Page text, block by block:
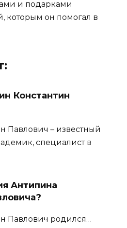
и подарками
которым он помогал в
Константин
Павлович – известный
специалист в
Антипина
Павлович родился…